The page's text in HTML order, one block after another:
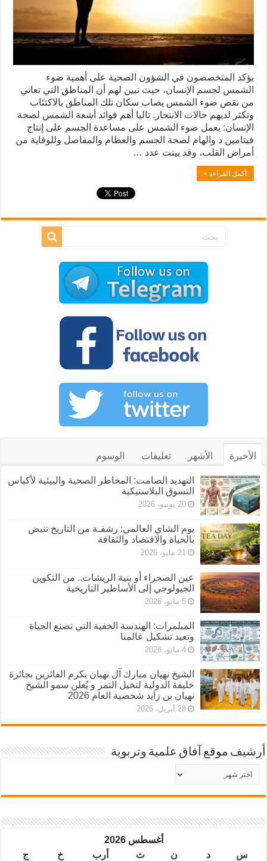
يؤكد المتخصصون في الشؤون الصحية على أهمية ضوء
الشمس لجسم الإنسان، حيث تبين لهم أن المناطق التي تعاني
من نقص ضوء الشمس يصاب سكان تلك المناطق بالاكتئاب
وتكثر لديهم حالات الانتحار. تاليا أهم فوائد أشعة الشمس لصحة
الإنسان: يعمل ضوء الشمس على مساعدة الجسم على إنتاج
فيتامين د والهام لصحة الجسم والعظام والمفاصل وللوقاية من
أمراض القلب، وقد بينت عدد …
أكمل القراءة »
الأخيرة الأشهر تعليقات الوسوم
التهديد الصامت: المخاطر الصحية والبيئية لأكياس
التسوق البلاستيكية
20 يونيو، 2026
يوم الشاي العالمي: رشفـة من التاريخ تنبض
بالحياة والاقتصاد والثقافة
21 مايو، 2026
عين الصحراء أو بنية الريشات.. من التكوين
الجيولوجي إلى الأساطير التاريخية
5 مايو، 2026
المبلمرات: الهندسة الخفية التي تصنع الحياة
وتعيد تشكيل عالمنا
4 مايو، 2026
الشيخ نهيان مبارك آل نهيان يكرم الفائزين بجائزة
خليفة الدولية لنخيل التمر و يُعلن سمو الشيخ
نهيان بن زايد شخصية العام 2026
28 أبريل، 2026
أرشيف موقع آفاق علمية وتربوية
أرشيف
موقع
أغسطس 2026
س
د ن ث أرب خ ج